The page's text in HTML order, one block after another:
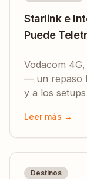
Starlink e
Puede
Vodacom
— un repaso
y a los
Leer más →
Destinos